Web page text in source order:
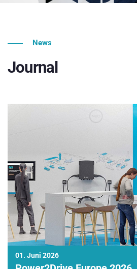
News
Journal
01. Juni 2026